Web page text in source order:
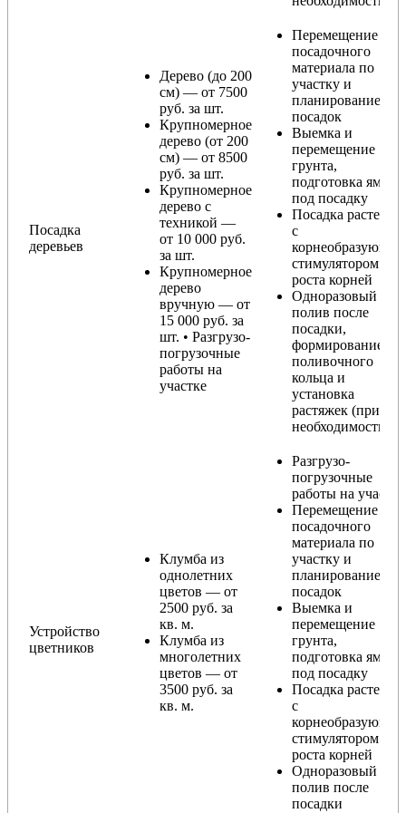
Посадка
деревьев
Дерево (до 200
см) — от 7500
руб. за шт.
Крупномерное
дерево (от 200
см) — от 8500
руб. за шт.
Крупномерное
дерево с
техникой —
от 10 000 руб.
за шт.
Крупномерное
дерево
вручную — от
15 000 руб. за
шт. • Разгрузо-
погрузочные
работы на
участке
Перемещение
посадочного
материала по
участку и
планирование
посадок
Выемка и
перемещение
грунта,
подготовка ямы
под посадку
Посадка растения
с
корнеобразующим
стимулятором
роста корней
Одноразовый
полив после
посадки,
формирование
поливочного
кольца и
установка
растяжек (при
необходимости)
Устройство
цветников
Клумба из
однолетних
цветов — от
2500 руб. за
кв. м.
Клумба из
многолетних
цветов — от
3500 руб. за
кв. м.
Разгрузо-
погрузочные
работы на участке
Перемещение
посадочного
материала по
участку и
планирование
посадок
Выемка и
перемещение
грунта,
подготовка ямы
под посадку
Посадка растений
с
корнеобразующим
стимулятором
роста корней
Одноразовый
полив после
посадки